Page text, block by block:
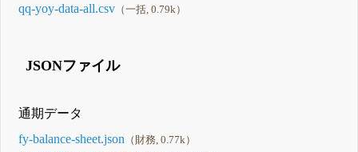
qq-yoy-data-all.csv （一括, 0.79k）
JSONファイル
通期データ
fy-balance-sheet.json （財務, 0.77k）